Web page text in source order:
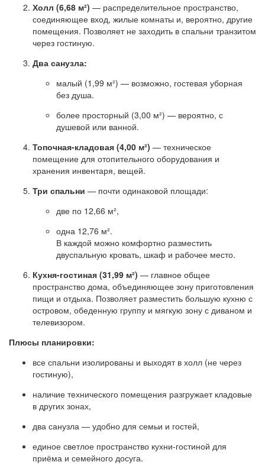
Холл (6,68 м²) — распределительное пространство,
соединяющее вход, жилые комнаты и, вероятно, другие
помещения. Позволяет не заходить в спальни транзитом
через гостиную.
Два санузла:
малый (1,99 м²) — возможно, гостевая уборная
без душа.
более просторный (3,00 м²) — вероятно, с
душевой или ванной.
Топочная-кладовая (4,00 м²) — техническое
помещение для отопительного оборудования и
хранения инвентаря, вещей.
Три спальни — почти одинаковой площади:
две по 12,66 м²,
одна 12,76 м².
В каждой можно комфортно разместить
двуспальную кровать, шкаф и рабочее место.
Кухня-гостиная (31,99 м²) — главное общее
пространство дома, объединяющее зону приготовления
пищи и отдыха. Позволяет разместить большую кухню с
островом, обеденную группу и мягкую зону с диваном и
телевизором.
Плюсы планировки:
все спальни изолированы и выходят в холл (не через
гостиную),
наличие технического помещения разгружает кладовые
в других зонах,
два санузла — удобно для семьи и гостей,
единое светлое пространство кухни-гостиной для
приёма и семейного досуга.